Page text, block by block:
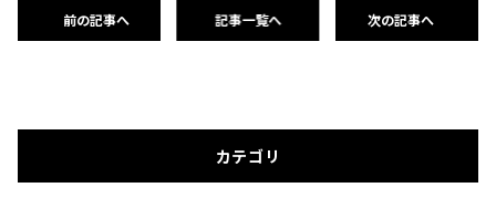
前の記事へ 記事一覧へ 次の記事へ
カテゴリ